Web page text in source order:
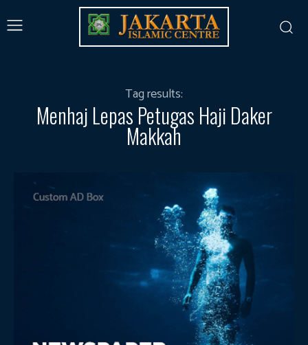
Tag results:
Menhaj Lepas Petugas Haji Daker
Makkah